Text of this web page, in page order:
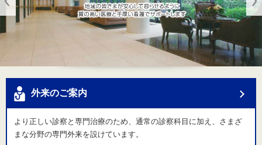
外来のご案内
より正しい診察と専門治療のため、通常の診察科目に加え、さまざ
まな分野の専門外来を設けています。